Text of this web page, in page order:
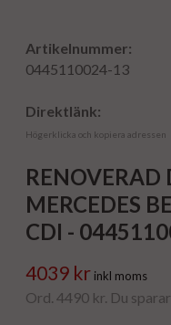
Artikelnummer:
0445110024-13
Direktlänk:
Högerklicka och kopiera adressen
RENOVERAD
MERCEDES
CDI -
4039 kr inkl moms
Ord. 4490 kr. Du